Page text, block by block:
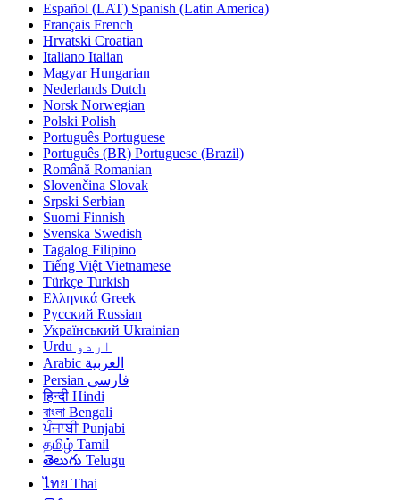
Español (LAT) Spanish (Latin America)
Français French
Hrvatski Croatian
Italiano Italian
Magyar Hungarian
Nederlands Dutch
Norsk Norwegian
Polski Polish
Português Portuguese
Português (BR) Portuguese (Brazil)
Română Romanian
Slovenčina Slovak
Srpski Serbian
Suomi Finnish
Svenska Swedish
Tagalog Filipino
Tiếng Việt Vietnamese
Türkçe Turkish
Ελληνικά Greek
Русский Russian
Український Ukrainian
اردو Urdu
العربية Arabic
فارسی Persian
हिन्दी Hindi
বাংলা Bengali
ਪੰਜਾਬੀ Punjabi
தமிழ் Tamil
తెలుగు Telugu
ไทย Thai